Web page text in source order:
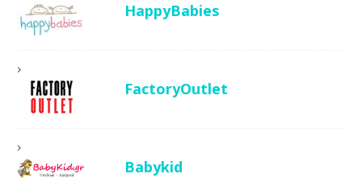
HappyBabies
FactoryOutlet
Babykid